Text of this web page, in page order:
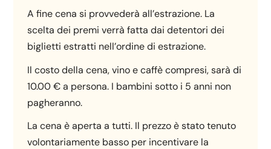
A fine cena si provvederà all’estrazione. La
scelta dei premi verrà fatta dai detentori dei
biglietti estratti nell’ordine di estrazione.
Il costo della cena, vino e caffè compresi, sarà di
10.00 € a persona. I bambini sotto i 5 anni non
pagheranno.
La cena è aperta a tutti. Il prezzo è stato tenuto
volontariamente basso per incentivare la